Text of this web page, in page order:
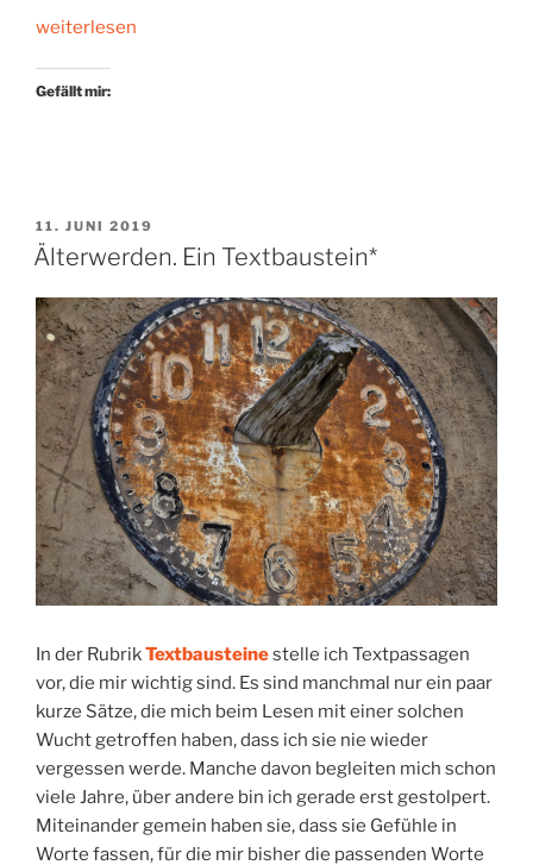
„»Der
steht
weiterlesen
Gefällt mir:
VERÖFFENTLICHT
AM
11. JUNI 2019
Älterwerden. Ein Textbaustein*
In der RubrikTextbausteinestelle ich Textpassagen
vor, die mir wichtig sind. Es sind manchmal nur ein paar
kurze Sätze, die mich beim Lesen mit einer solchen
Wucht getroffen haben, dass ich sie nie wieder
vergessen werde. Manche davon begleiten mich schon
viele Jahre, über andere bin ich gerade erst gestolpert.
Miteinander gemein haben sie, dass sie Gefühle in
Worte fassen, für die mir bisher die passenden Worte